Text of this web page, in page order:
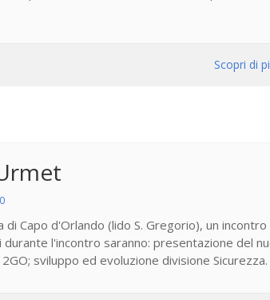
Scopri di
Capo d'Orlando (lido S. Gregorio), un incontro
l'incontro saranno: presentazione del
sviluppo ed evoluzione divisione Sicurezza.